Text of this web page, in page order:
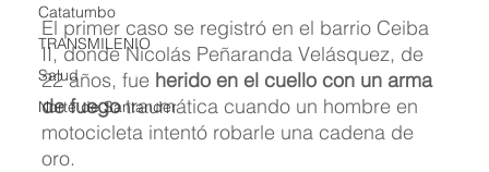
Catatumbo
TRANSMILENIO
Salud
Norte de Santander
El primer caso se registró en el barrio Ceiba
II, donde Nicolás Peñaranda Velásquez, de
22 años, fue herido en el cuello con un arma
de fuego traumática cuando un hombre en
motocicleta intentó robarle una cadena de
oro.